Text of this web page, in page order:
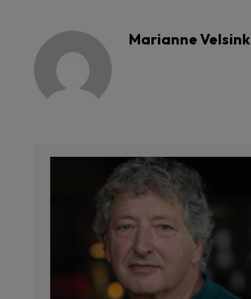
Marianne Velsink